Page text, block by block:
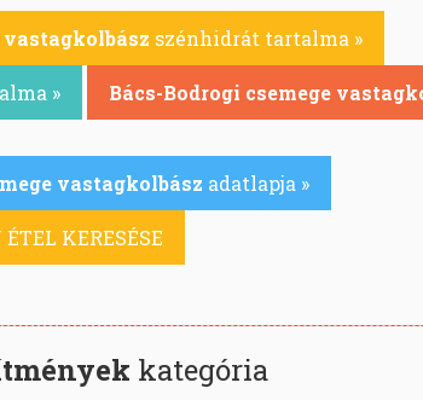
vastagkolbász szénhidrát tartalma »
» Bács-Bodrogi csemege
vastagkolbász adatlapja »
ÉTEL KERESÉSE
kategória